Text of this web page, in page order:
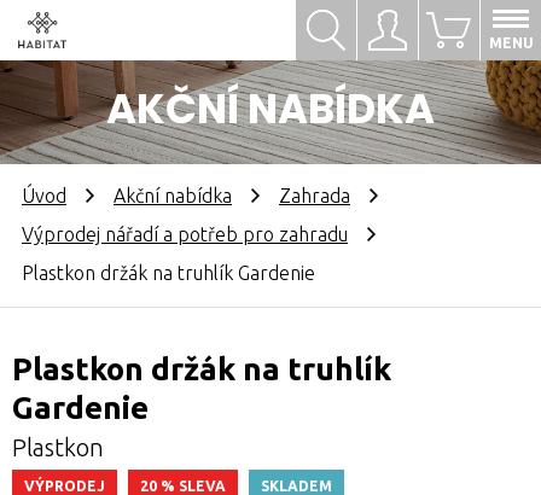
Přihlásit se
AKČNÍ NABÍDKA
0
MENU
Hledat
Úvod Akční nabídka
Zahrada
Výprodej nářadí a potřeb pro zahradu
Plastkon držák na truhlík Gardenie
Plastkon držák na truhlík
Gardenie
Plastkon
VÝPRODEJ 20 % SLEVA SKLADEM